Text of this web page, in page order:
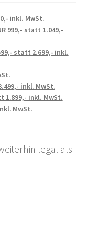
inkl. MwSt.
999,- statt 1.049,-
statt 2.699,- inkl.
inkl. MwSt.
1.899,- inkl. MwSt.
MwSt.
legal als